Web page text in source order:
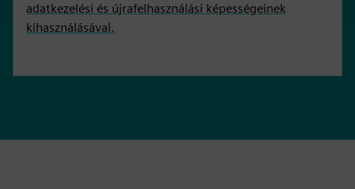
adatkezelési és újrafelhasználási képességeinek
kihasználásával.